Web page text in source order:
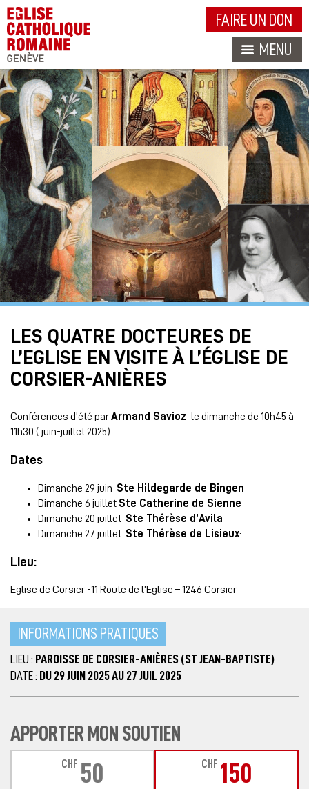
FAIRE UN DON
MENU
LES QUATRE DOCTEURES DE
L’EGLISE EN VISITE À L’ÉGLISE DE
CORSIER-ANIÈRES
Conférences d’été parArmand Savioz le dimanche de 10h45 à
11h30 ( juin-juillet 2025)
Dates
Dimanche 29 juin Ste Hildegarde de Bingen
Dimanche 6 juillet Ste Catherine de Sienne
Dimanche 20 juillet Ste Thérèse d’Avila
Dimanche 27 juillet Ste Thérèse de Lisieux:
Lieu:
Eglise de Corsier -11 Route de l’Eglise – 1246 Corsier
INFORMATIONS PRATIQUES
LIEU : PAROISSE DE CORSIER-ANIÈRES (ST JEAN-BAPTISTE)
DATE : DU 29 JUIN 2025 AU 27 JUIL 2025
APPORTER MON SOUTIEN
CHF 50 CHF 150